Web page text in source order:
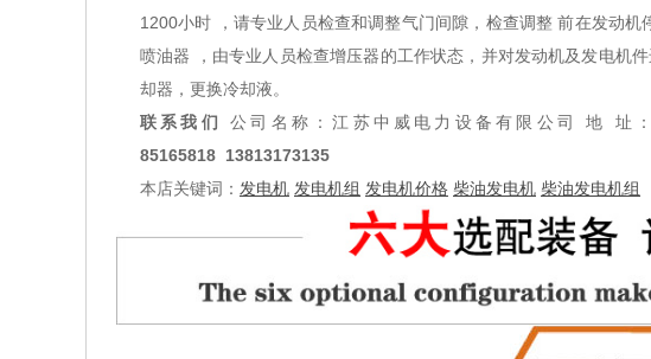
1200小时 ，请专业人员检查和调整气门间隙，检查调整 前在发动
喷油器 ，由专业人员检查增压器的工作状态，并对发动机及发电机
却器，更换冷却液。
联系我们
公司名称：江苏中威电力设备有限公司 地 址
85165818 13813173135
本店关键词： 发电机 发电机组 发电机价格 柴油发电机 柴油发电机组